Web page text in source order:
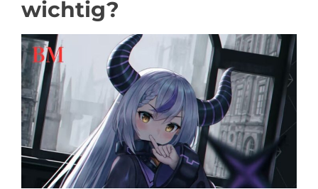
wichtig?